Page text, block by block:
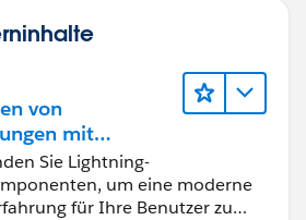
von
mit
Sie Lightning-
um eine moderne
für Ihre Benutzer zu